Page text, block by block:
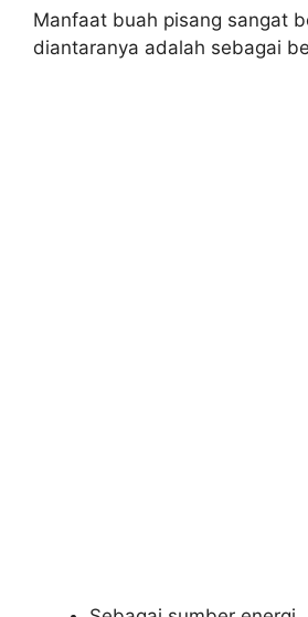
Manfaat buah pisang sangat
diantaranya adalah sebagai